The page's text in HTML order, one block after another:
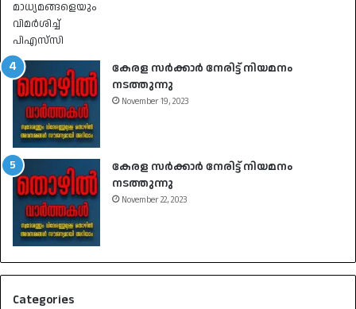
കേരള സർക്കാർ നേരിട്ട് നിയമനം
നടത്തുന്നു
November 19, 2023
കേരള സർക്കാർ നേരിട്ട് നിയമനം
നടത്തുന്നു
November 22, 2023
Categories